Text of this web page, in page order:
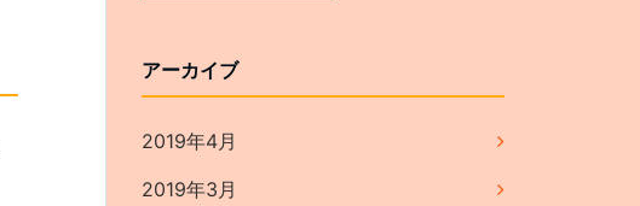
アーカイブ
2019年4月
2019年3月